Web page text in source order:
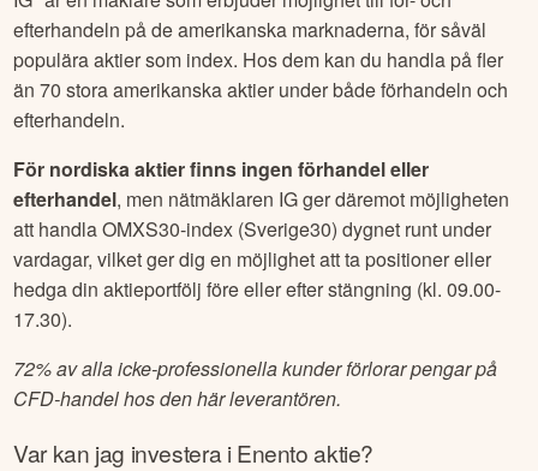
efterhandeln på de amerikanska marknaderna, för såväl
populära aktier som index. Hos dem kan du handla på fler
än 70 stora amerikanska aktier under både förhandeln och
efterhandeln.
För nordiska aktier finns ingen förhandel eller
efterhandel, men nätmäklaren IG ger däremot möjligheten
att handla OMXS30-index (Sverige30) dygnet runt under
vardagar, vilket ger dig en möjlighet att ta positioner eller
hedga din aktieportfölj före eller efter stängning (kl. 09.00-
17.30).
72% av alla icke-professionella kunder förlorar pengar på
CFD-handel hos den här leverantören.
Var kan jag investera iEnentoaktie?